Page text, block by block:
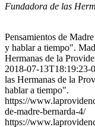
Fundadora de las
Pensamientos de
y hablar a tiempo".
Hermanas de la
2018-07-13T18:19:23-
las Hermanas de la
hablar a tiempo".
https://
de-madre-bernarda-4/
https://